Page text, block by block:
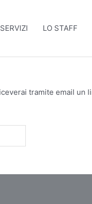
SERVIZI LO STAFF
tramite email un